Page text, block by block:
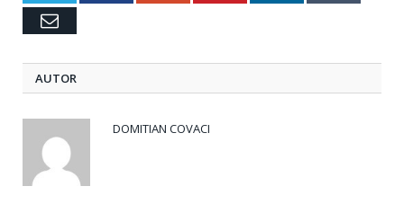
Email
AUTOR
DOMITIAN COVACI